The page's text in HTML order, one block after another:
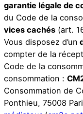
garantie légale de
du Code de la
vices cachés (art.
Vous disposez d’un
compter de la
Code de la
consommation :
Consommation de
Ponthieu, 75008